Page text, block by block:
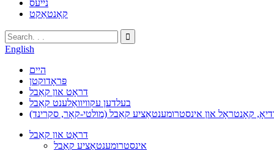
נייעס
קאָנטאַקט
English
היים
פּראָדוקטן
דראָט און קאַבל
בעלדען עקוויוואַלענט קאַבל
קאָנטראָל און אינסטרומענטאַציע קאַבל (מולטי-קאָר, סקרינד)
דראָט און קאַבל
אינסטרומענטאַציע קאַבל